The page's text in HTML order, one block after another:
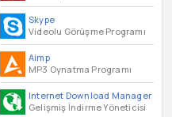
Skype
Videolu Görüşme Programı
Aimp
MP3 Oynatma Programı
Internet Download Manager
Gelişmiş İndirme Yöneticisi